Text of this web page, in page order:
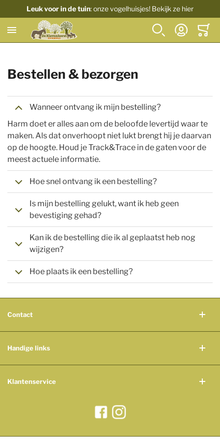
Leuk voor in de tuin: onze vogelhuisjes! Bekijk ze hier
Zoek Account
Bestellen & bezorgen
Wanneer ontvang ik mijn bestelling?
Harm doet er alles aan om de beloofde levertijd waar te
maken. Als dat onverhoopt niet lukt brengt hij je daarvan
op de hoogte. Houd je Track&Trace in de gaten voor de
meest actuele informatie.
Hoe snel ontvang ik een bestelling?
Is mijn bestelling gelukt, want ik heb geen
bevestiging gehad?
Kan ik de bestelling die ik al geplaatst heb nog
wijzigen?
Hoe plaats ik een bestelling?
Contact
Handige links
Klantenservice
Bekijk onze Facebook pagina
Bekijk onze Instagram pagina